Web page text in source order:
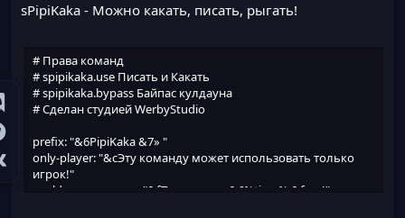
sPipiKaka - Можно какать, писать, рыгать!
# Права команд
# spipikaka.use Писать и Какать
# spipikaka.bypass Байпас кулдауна
# Сделан студией WerbyStudio
prefix: "&6PipiKaka &7» "
only-player: "&cЭту команду может использовать только
игрок!"
cooldown-message: "&fПодождите &6%time% &fсек!"